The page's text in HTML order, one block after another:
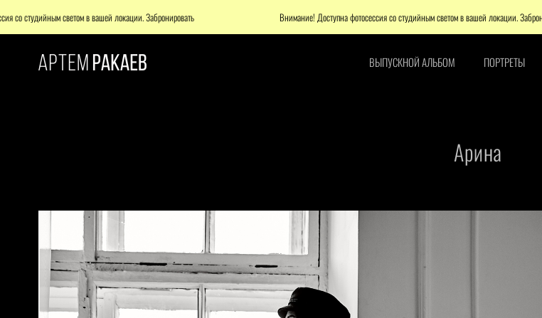
ВЫПУСКНОЙ АЛЬБОМ ПОРТРЕТЫ
Арина
светом в вашей локации. Забронировать Внимание! Доступна фотосессия со студийным светом в вашей локации. Забронировать